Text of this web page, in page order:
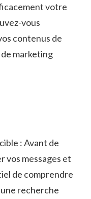
votre‌
vous
contenus⁣ de⁢
⁣marketing
: ⁢Avant de
⁢vos messages et
de ⁤comprendre
recherche